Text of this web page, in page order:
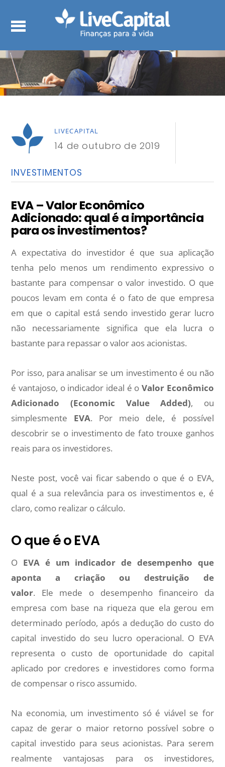
LIVECAPITAL
14 de outubro de 2019
INVESTIMENTOS
EVA – Valor Econômico
Adicionado: qual é a importância
para os investimentos?
A expectativa do investidor é que sua aplicação
tenha pelo menos um rendimento expressivo o
bastante para compensar o valor investido. O que
poucos levam em conta é o fato de que empresa
em que o capital está sendo investido gerar lucro
não necessariamente significa que ela lucra o
bastante para repassar o valor aos acionistas.
Por isso, para analisar se um investimento é ou não
é vantajoso, o indicador ideal é o Valor Econômico
Adicionado (Economic Value Added), ou
simplesmente EVA. Por meio dele, é possível
descobrir se o investimento de fato trouxe ganhos
reais para os investidores.
Neste post, você vai ficar sabendo o que é o EVA,
qual é a sua relevância para os investimentos e, é
claro, como realizar o cálculo.
O que é o EVA
O EVA é um indicador de desempenho que
aponta a criação ou destruição de
valor. Ele mede o desempenho financeiro da
empresa com base na riqueza que ela gerou em
determinado período, após a dedução do custo do
capital investido do seu lucro operacional. O EVA
representa o custo de oportunidade do capital
aplicado por credores e investidores como forma
de compensar o risco assumido.
Na economia, um investimento só é viável se for
capaz de gerar o maior retorno possível sobre o
capital investido para seus acionistas. Para serem
realmente vantajosas para os investidores,